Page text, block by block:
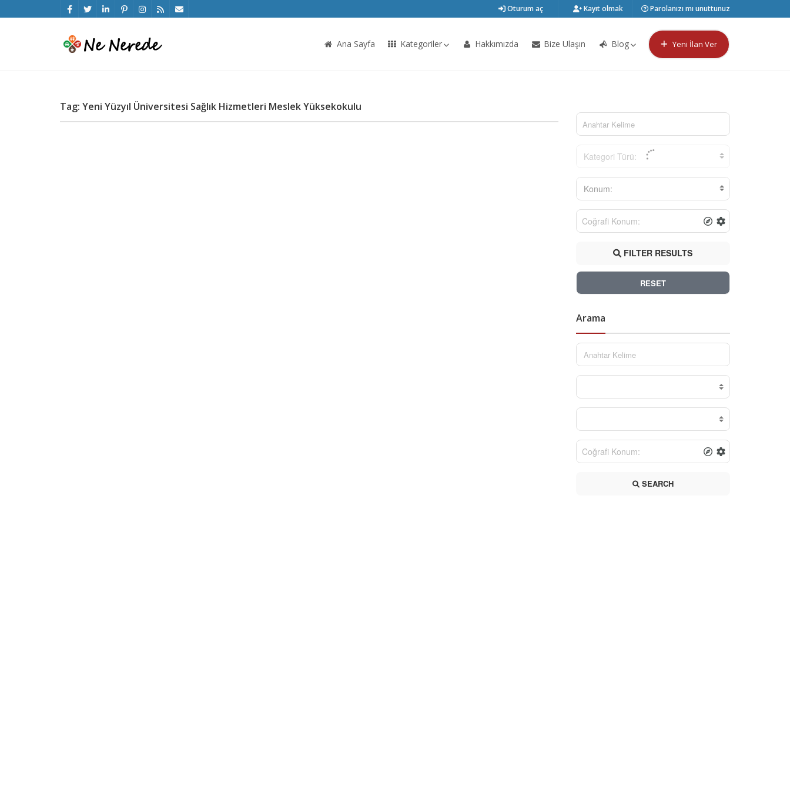
Oturum aç Kayıt olmak Parolanızı mı unuttunuz
Ana Sayfa Kategoriler Hakkımızda Bize Ulaşın Blog Yeni İlan Ver
Tag: Yeni Yüzyıl Üniversitesi Sağlık Hizmetleri Meslek Yüksekokulu
Kategori Türü:
Konum:
FILTER RESULTS
RESET
Arama
SEARCH